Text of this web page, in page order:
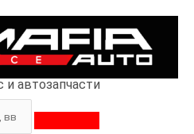
и автозапчасти